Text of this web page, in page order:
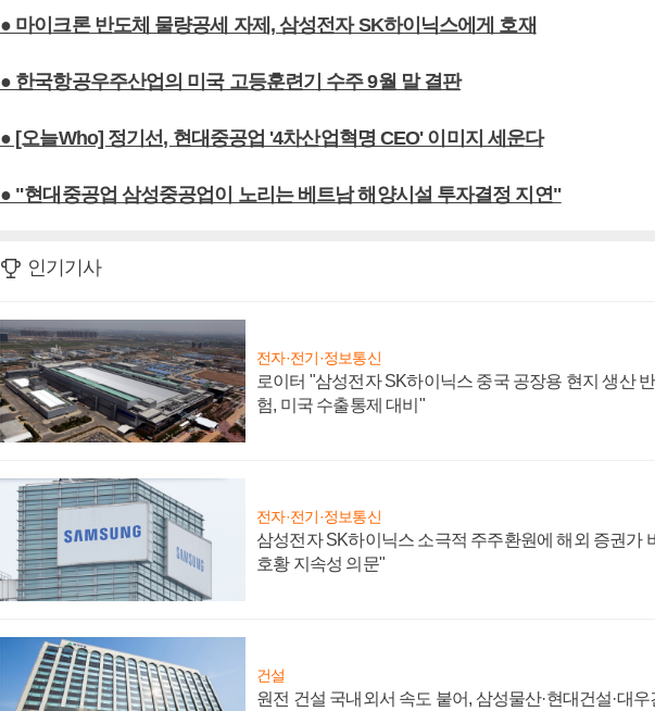
● 마이크론 반도체 물량공세 자제, 삼성전자 SK하이닉스에게 호재
● 한국항공우주산업의 미국 고등훈련기 수주 9월 말 결판
● [오늘Who] 정기선, 현대중공업 '4차산업혁명 CEO' 이미지 세운다
● "현대중공업 삼성중공업이 노리는 베트남 해양시설 투자결정 지연"
인기기사
전자·전기·정보통신
로이터 "삼성전자 SK하이닉스 중국 공장용 현지 생산
험, 미국 수출통제 대비"
전자·전기·정보통신
삼성전자 SK하이닉스 소극적 주주환원에 해외 증권가
호황 지속성 의문"
건설
원전 건설 국내외서 속도 붙어, 삼성물산·현대건설·대